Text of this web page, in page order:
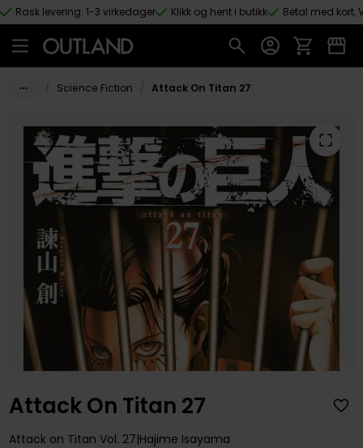
Hopp til hovedinnhold
Rask levering: 1-3 virkedager Klikk og hent i butikk Betal med kort,
Science Fiction Attack On Titan 27
Attack On Titan 27
Attack on Titan Vol. 27 Hajime Isayama